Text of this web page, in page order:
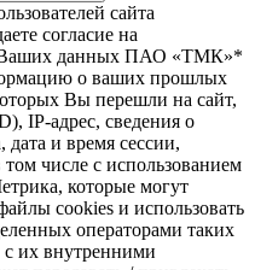
сайта
согласие на
Ваших данных ПАО «ТМК»*
о ваших прошлых
Вы перешли на сайт,
IP-адрес, сведения о
и время сессии,
том числе с использованием
которые могут
cookies и использовать
операторами таких
с их внутренними